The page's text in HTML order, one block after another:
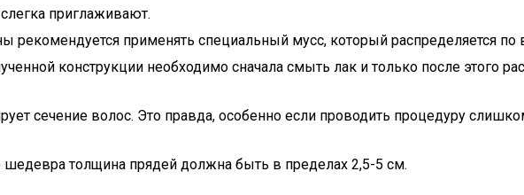
приглаживают.
рекомендуется применять специальный мусс, который распределяется по
конструкции необходимо сначала смыть лак и только после этого
сечение волос. Это правда, особенно если проводить процедуру
шедевра толщина прядей должна быть в пределах 2,5-5 см.